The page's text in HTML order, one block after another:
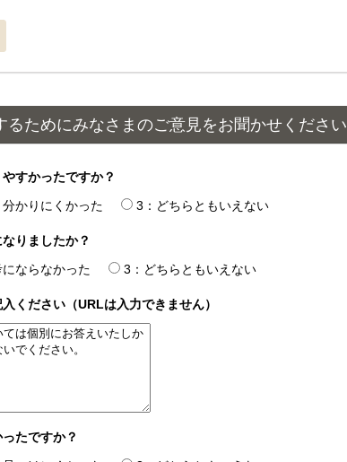
るためにみなさまのご意見をお聞かせください
すかったですか？
分かりにくかった 3：どちらともいえない
りましたか？
ならなかった 3：どちらともいえない
ください（URLは入力できません）
たですか？